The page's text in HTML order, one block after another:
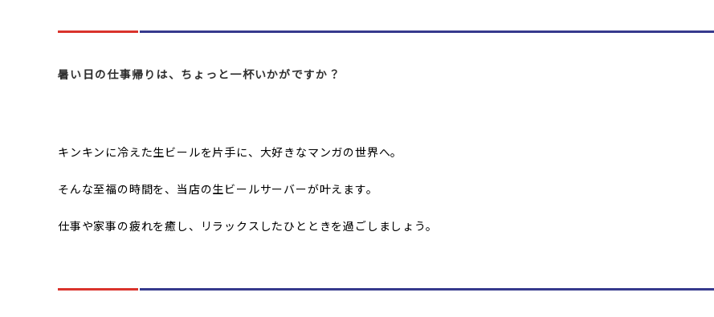
暑い日の仕事帰りは、ちょっと一杯いかがですか？
キンキンに冷えた生ビールを片手に、大好きなマンガの世界へ。
そんな至福の時間を、当店の生ビールサーバーが叶えます。
仕事や家事の疲れを癒し、リラックスしたひとときを過ごしましょう。